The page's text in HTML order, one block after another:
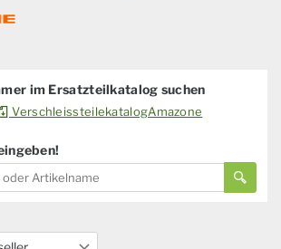
im Ersatzteilkatalog suchen
VerschleissteilekatalogAmazone